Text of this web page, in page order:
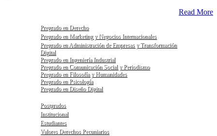
Read More
Pregrado en Derecho
Pregrado en Marketing y Negocios Internacionales
Pregrado en Administración de Empresas y Transformación
Digital
Pregrado en Ingeniería Industrial
Pregrado en Comunicación Social y Periodismo
Pregrado en Filosofía y Humanidades
Pregrado en Psicología
Pregrado en Diseño Digital
Postgrados
Institucional
Estudiantes
Valores Derechos Pecuniarios